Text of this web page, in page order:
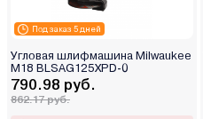
Под заказ 5 дней
Угловая шлифмашина Milwaukee
M18 BLSAG125XPD-0
790.98 руб.
862.17 руб.